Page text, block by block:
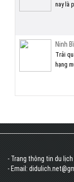
nay là
Ninh
Trải
hạng
- Trang thông tin du lịch
- Email: